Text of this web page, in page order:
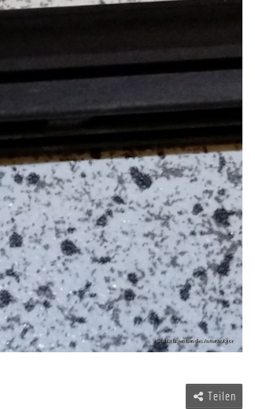
Teilen